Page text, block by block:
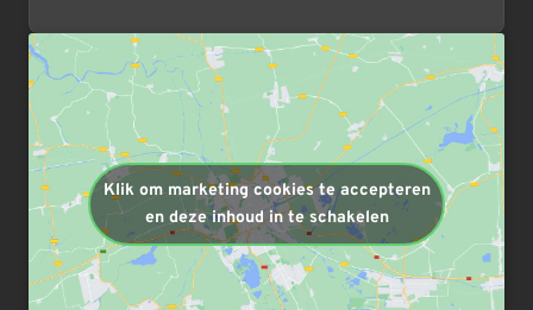
Klik om marketing cookies te accepteren
en deze inhoud in te schakelen